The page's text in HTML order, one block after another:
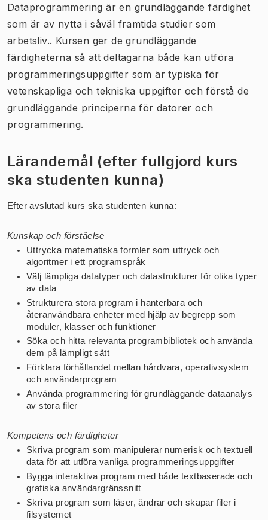
Dataprogrammering är en grundläggande färdighet
som är av nytta i såväl framtida studier som
arbetsliv.. Kursen ger de grundläggande
färdigheterna så att deltagarna både kan utföra
programmeringsuppgifter som är typiska för
vetenskapliga och tekniska uppgifter och förstå de
grundläggande principerna för datorer och
programmering.
Lärandemål (efter fullgjord kurs
ska studenten kunna)
Efter avslutad kurs ska studenten kunna:
Kunskap och förståelse
Uttrycka matematiska formler som uttryck och
algoritmer i ett programspråk
Välj lämpliga datatyper och datastrukturer för olika typer
av data
Strukturera stora program i hanterbara och
återanvändbara enheter med hjälp av begrepp som
moduler, klasser och funktioner
Söka och hitta relevanta programbibliotek och använda
dem på lämpligt sätt
Förklara förhållandet mellan hårdvara, operativsystem
och användarprogram
Använda programmering för grundläggande dataanalys
av stora filer
Kompetens och färdigheter
Skriva program som manipulerar numerisk och textuell
data för att utföra vanliga programmeringsuppgifter
Bygga interaktiva program med både textbaserade och
grafiska användargränssnitt
Skriva program som läser, ändrar och skapar filer i
filsystemet